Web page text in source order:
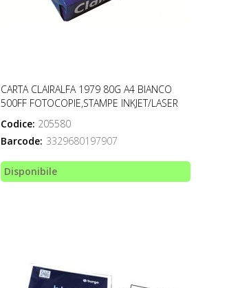
CARTA CLAIRALFA 1979 80G A4 BIANCO
500FF FOTOCOPIE,STAMPE INKJET/LASER
Codice: 205580
Barcode: 3329680197907
Disponibile